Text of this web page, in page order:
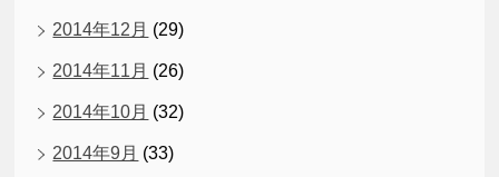
2014年12月 (29)
2014年11月 (26)
2014年10月 (32)
2014年9月 (33)